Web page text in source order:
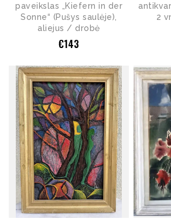
paveikslas „Kiefern in der
Sonne“ (Pušys saulėje),
aliejus / drobė
€143
2